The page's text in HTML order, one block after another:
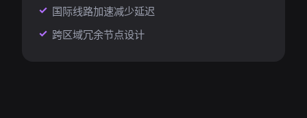
国际线路加速减少延迟
跨区域冗余节点设计